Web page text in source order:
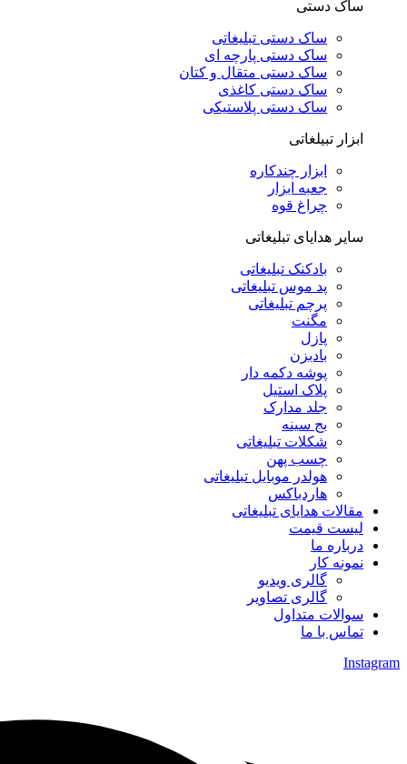
ساک دستی
ساک دستی تبلیغاتی
ساک دستی پارچه ای
ساک دستی متقال و کتان
ساک دستی کاغذی
ساک دستی پلاستیکی
ابزار تبیلغاتی
ابزار چندکاره
جعبه ابزار
چراغ قوه
سایر هدایای تبلیغاتی
بادکنک تبلیغاتی
پد موس تبلیغاتی
پرچم تبلیغاتی
مگنت
پازل
بادبزن
پوشه دکمه دار
پلاک استیل
جلد مدارک
بج سینه
شکلات تبلیغاتی
چسب پهن
هولدر موبایل تبلیغاتی
هاردباکس
مقالات هدایای تبلیغاتی
لیست قیمت
درباره ما
نمونه کار
گالری ویدیو
گالری تصاویر
سوالات متداول
تماس با ما
Instagram